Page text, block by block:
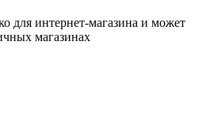
для интернет-магазина и может
магазинах